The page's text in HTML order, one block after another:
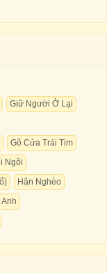
Giữ Người Ở Lại
Gõ Cửa Trái Tim
Ngôi
Hận Nghèo
Anh